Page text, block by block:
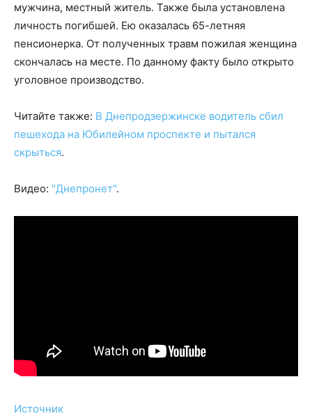
мужчина, местный житель. Также была установлена
личность погибшей. Ею оказалась 65-летняя
пенсионерка. От полученных травм пожилая женщина
скончалась на месте. По данному факту было открыто
уголовное производство.
Читайте также: В Днепродзержинске водитель сбил
пешехода на Юбилейном проспекте и пытался
скрыться.
Видео: "Днепронет".
Источник